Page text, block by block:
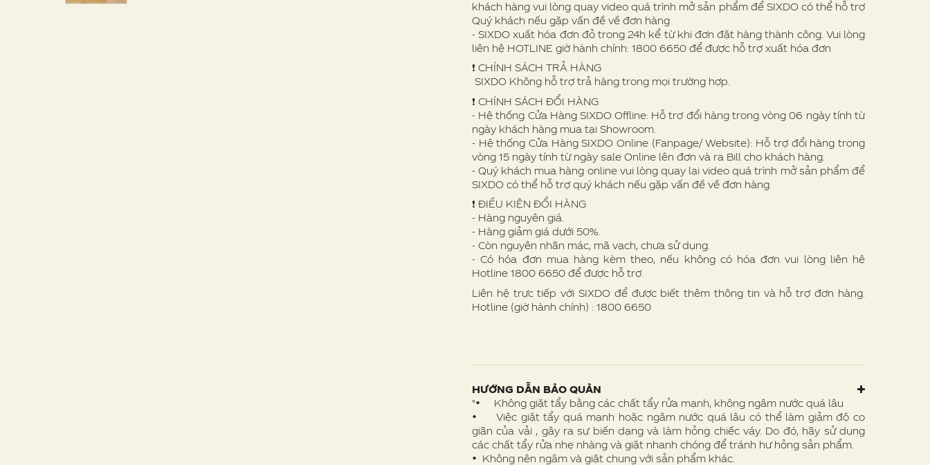
khách hàng vui lòng quay video quá trình mở sản phẩm để SIXDO có thể hỗ trợ
Quý khách nếu gặp vấn đề về đơn hàng
- SIXDO xuất hóa đơn đỏ trong 24h kể từ khi đơn đặt hàng thành công. Vui lòng
liên hệ HOTLINE giờ hành chính: 1800 6650 để được hỗ trợ xuất hóa đơn
❗️ CHÍNH SÁCH TRẢ HÀNG
SIXDO Không hỗ trợ trả hàng trong mọi trường hợp.
❗️ CHÍNH SÁCH ĐỔI HÀNG
- Hệ thống Cửa Hàng SIXDO Offline: Hỗ trợ đổi hàng trong vòng 06 ngày tính từ
ngày khách hàng mua tại Showroom.
- Hệ thống Cửa Hàng SIXDO Online (Fanpage/ Website): Hỗ trợ đổi hàng trong
vòng 15 ngày tính từ ngày sale Online lên đơn và ra Bill cho khách hàng.
- Quý khách mua hàng online vui lòng quay lại video quá trình mở sản phẩm để
SIXDO có thể hỗ trợ quý khách nếu gặp vấn đề về đơn hàng.
❗ ️ĐIỀU KIỆN ĐỔI HÀNG
- Hàng nguyên giá.
- Hàng giảm giá dưới 50%.
- Còn nguyên nhãn mác, mã vạch, chưa sử dụng.
- Có hóa đơn mua hàng kèm theo, nếu không có hóa đơn vui lòng liên hệ
Hotline 1800 6650 để được hỗ trợ.
Liên hệ trực tiếp với SIXDO để được biết thêm thông tin và hỗ trợ đơn hàng.
Hotline (giờ hành chính) : 1800 6650
HƯỚNG DẪN BẢO QUẢN
"• Không giặt tẩy bằng các chất tẩy rửa mạnh, không ngâm nước quá lâu
• Việc giặt tẩy quá mạnh hoặc ngâm nước quá lâu có thể làm giảm độ co
giãn của vải , gây ra sự biến dạng và làm hỏng chiếc váy. Do đó, hãy sử dụng
các chất tẩy rửa nhẹ nhàng và giặt nhanh chóng để tránh hư hỏng sản phẩm.
• Không nên ngâm và giặt chung với sản phẩm khác.